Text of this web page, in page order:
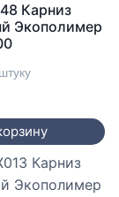
Карниз
Экополимер